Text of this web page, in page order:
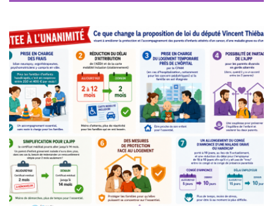
18
Women of heart in Nogent sur Oise
Walk or run to support childhood cancer